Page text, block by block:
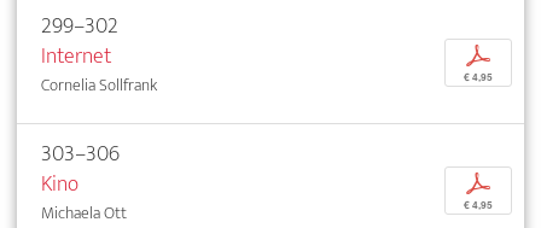
299–302
Internet
Cornelia Sollfrank
p
€ 4,95
303–306
Kino
Michaela Ott
p
€ 4,95